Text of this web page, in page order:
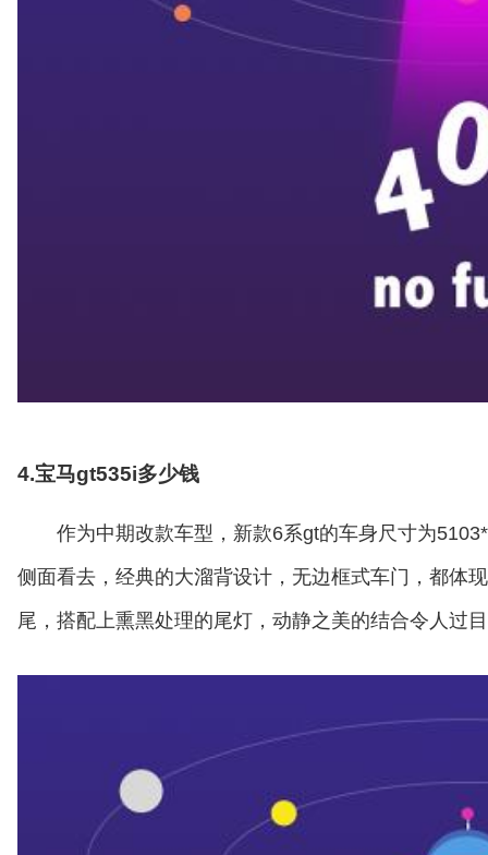
4.宝马gt535i多少钱
作为中期改款车型，新款6系gt的车身尺寸为
侧面看去，经典的大溜背设计，无边框式车门，都体
尾，搭配上熏黑处理的尾灯，动静之美的结合令人过